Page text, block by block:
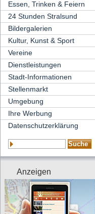
Essen, Trinken & Feiern
24 Stunden Stralsund
Bildergalerien
Kultur, Kunst & Sport
Vereine
Dienstleistungen
Stadt-Informationen
Stellenmarkt
Umgebung
Ihre Werbung
Datenschutzerklärung
Anzeigen